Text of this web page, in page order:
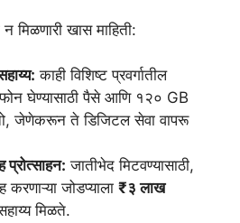
मिळणारी खास माहिती:
काही विशिष्ट प्रवर्गातील
घेण्यासाठी पैसे आणि १२० GB
जेणेकरून ते डिजिटल सेवा वापरू
प्रोत्साहन: जातीभेद मिटवण्यासाठी,
करणाऱ्या जोडप्याला ₹३ लाख
मिळते.